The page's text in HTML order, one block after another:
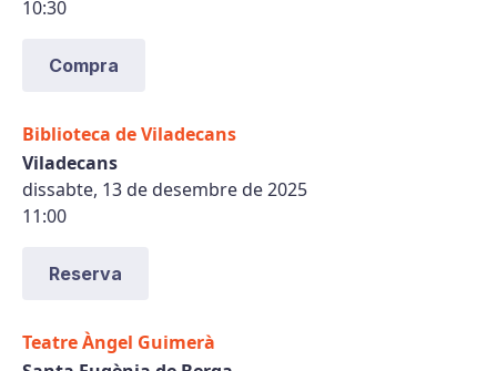
10:30
Compra
Biblioteca de Viladecans
Viladecans
dissabte, 13 de desembre de 2025
11:00
Reserva
Teatre Àngel Guimerà